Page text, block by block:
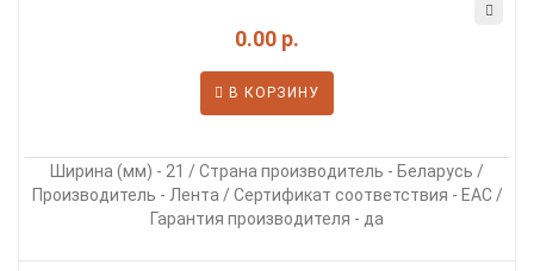
0.00 р.
В КОРЗИНУ
Ширина (мм) - 21 / Страна производитель - Беларусь /
Производитель - Лента / Сертификат соответствия - EAC /
Гарантия производителя - да